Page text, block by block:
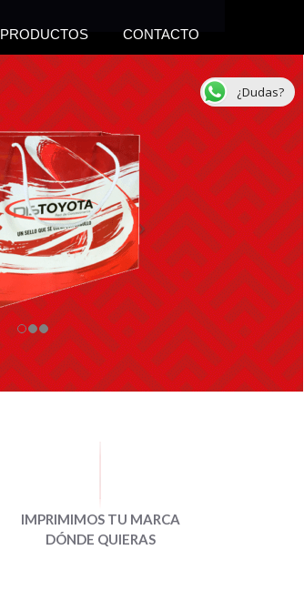
PRODUCTOS CONTACTO
IMPRIMIMOS TU MARCA
DÓNDE QUIERAS
¿Dudas?